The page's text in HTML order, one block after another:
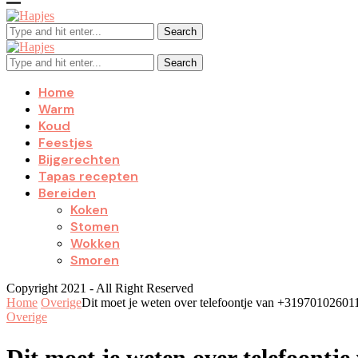
Search
Search
Home
Warm
Koud
Feestjes
Bijgerechten
Tapas recepten
Bereiden
Koken
Stomen
Wokken
Smoren
Copyright 2021 - All Right Reserved
Home OverigeDit moet je weten over telefoontje van
Overige